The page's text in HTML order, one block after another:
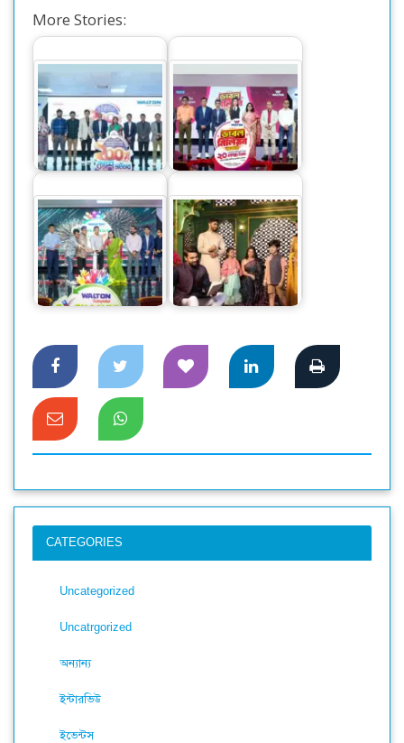
More Stories:
ওয়ালটন ফ্রিজ কিনে
কোটি কোটি টাকার
ক্যাশব্যাকের সুযোগ
ওয়ালটন পণ্য কিনে ২০
লাখ টাকা পাওয়ার
সুযোগ
সচল-অচল আইটি
পণ্যের বদলে ওয়ালটনের
নতুন পণ্য ক্রয়ে…
সারা’র ঈদুল আযহা
আয়োজন
CATEGORIES
Uncategorized
Uncatrgorized
অন্যান্য
ইন্টারভিউ
ইভেন্টস